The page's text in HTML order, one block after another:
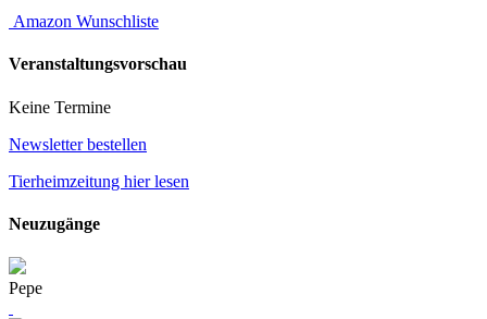
Amazon Wunschliste
Veranstaltungsvorschau
Keine Termine
Newsletter bestellen
Tierheimzeitung hier lesen
Neuzugänge
Pepe